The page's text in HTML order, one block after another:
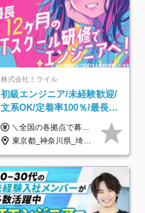
株式会社ミライル
初級エンジニア/未経験歓迎/
文系OK/定着率100％/最長1
年の自社ITスクール研修あ
り/年休130日
＼全国の各拠点で募集中！／ 給与は以下の通り、勤務地により異なります。 札幌：月給23万円～27万円 仙台：月給22万円～26万円 新潟：月給22万円～26万円 東京：月給26万円～30万円 大阪：月給24万円～29万円 福岡：月給23.5万円～27万円 沖縄：月給21万円～26万円 ◎給与は知識や経験を考慮して決定します。 ◎残業は別途全額支給します。 ◎試用期間12カ月あり（給与は以下の通りです。その他条件に変更はありません） （試用期間の給与） 札幌：月給18.6万円～ 仙台：月給19万円～ 新潟：月給18万円～ 東京：月給22万円～ 大阪：月給20.8万円～ 福岡：月給19万円～ 沖縄：月給18万円～
東京都_神奈川県_埼玉県_千葉県_大阪府_愛知県_北海道_青森県_岩手県_宮城県_秋田県_山形県_福島県_茨城県_栃木県_群馬県_新潟県_山梨県_長野県_富山県_石川県_福井県_静岡県_岐阜県_三重県_兵庫県_京都府_滋賀県_奈良県_和歌山県_広島県_岡山県_鳥取県_島根県_山口県_徳島県_香川県_愛媛県_高知県_福岡県_熊本県_佐賀県_長崎県_大分県_宮崎県_鹿児島県_沖縄県